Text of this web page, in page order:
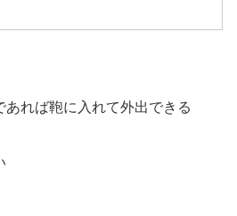
あれば鞄に入れて外出できる